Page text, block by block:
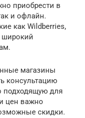
приобрести в
и офлайн.
как Wildberries,
широкий
магазины
консультацию
подходящую для
цен важно
скидки.